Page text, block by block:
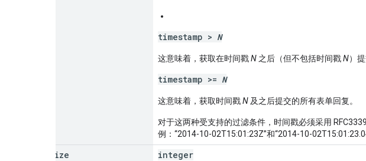
timestamp > N
这意味着，获取在时间戳N 之后（但不包括时间戳N）
timestamp >= N
这意味着，获取时间戳N 及之后提交的所有表单回复。
对于这两种受支持的过滤条件，时间戳必须采用
例：“2014-10-02T15:01:23Z”和“2014-10-
Size integer